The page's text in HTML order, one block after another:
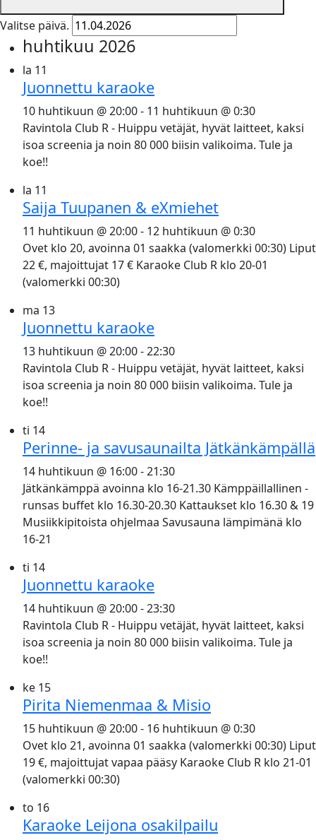
Valitse päivä.
huhtikuu 2026
la 11
Juonnettu karaoke
10 huhtikuun @ 20:00- 11 huhtikuun @ 0:30
Ravintola Club R - Huippu vetäjät, hyvät laitteet, kaksi
isoa screenia ja noin 80 000 biisin valikoima. Tule ja
koe!!
la 11
Saija Tuupanen & eXmiehet
11 huhtikuun @ 20:00- 12 huhtikuun @ 0:30
Ovet klo 20, avoinna 01 saakka (valomerkki 00:30) Liput
22 €, majoittujat 17 € Karaoke Club R klo 20-01
(valomerkki 00:30)
ma 13
Juonnettu karaoke
13 huhtikuun @ 20:00-22:30
Ravintola Club R - Huippu vetäjät, hyvät laitteet, kaksi
isoa screenia ja noin 80 000 biisin valikoima. Tule ja
koe!!
ti 14
Perinne- ja savusaunailta Jätkänkämpällä
14 huhtikuun @ 16:00-21:30
Jätkänkämppä avoinna klo 16-21.30 Kämppäillallinen -
runsas buffet klo 16.30-20.30 Kattaukset klo 16.30 & 19
Musiikkipitoista ohjelmaa Savusauna lämpimänä klo
16-21
ti 14
Juonnettu karaoke
14 huhtikuun @ 20:00-23:30
Ravintola Club R - Huippu vetäjät, hyvät laitteet, kaksi
isoa screenia ja noin 80 000 biisin valikoima. Tule ja
koe!!
ke 15
Pirita Niemenmaa & Misio
15 huhtikuun @ 20:00- 16 huhtikuun @ 0:30
Ovet klo 21, avoinna 01 saakka (valomerkki 00:30) Liput
19 €, majoittujat vapaa pääsy Karaoke Club R klo 21-01
(valomerkki 00:30)
to 16
Karaoke Leijona osakilpailu